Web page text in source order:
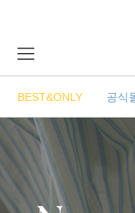
BEST&ONLY 공식